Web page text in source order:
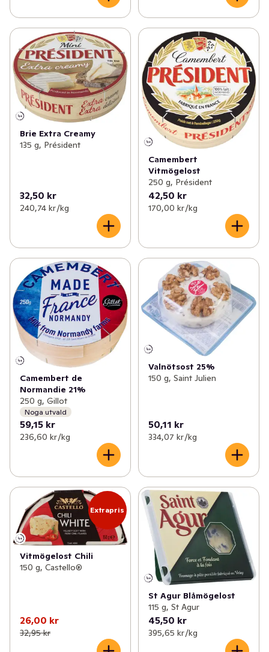
Brie Extra Creamy
135 g, Président
32,50 kr
240,74 kr /kg
Camembert
Vitmögelost
250 g, Président
42,50 kr
170,00 kr /kg
Camembert de
Normandie 21%
250 g, Gillot
Noga utvald
59,15 kr
236,60 kr /kg
Valnötsost 25%
150 g, Saint Julien
50,11 kr
334,07 kr /kg
Extrapris
Vitmögelost Chili
150 g, Castello®
26,00 kr
32,95 kr
St Agur Blåmögelost
115 g, St Agur
45,50 kr
395,65 kr /kg